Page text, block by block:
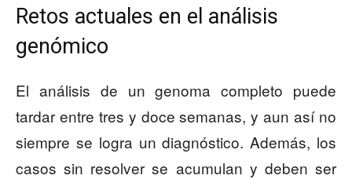
Retos actuales en el análisis
genómico
El análisis de un genoma completo puede
tardar entre tres y doce semanas, y aun así no
siempre se logra un diagnóstico. Además, los
casos sin resolver se acumulan y deben ser